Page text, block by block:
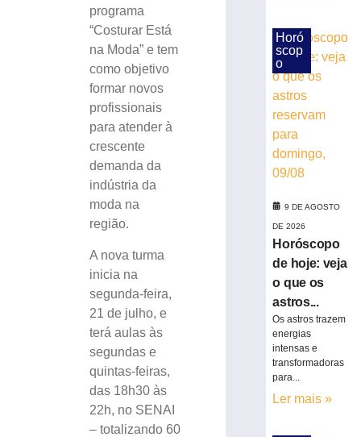
programa
“Costurar Está
na Moda” e tem
como objetivo
formar novos
profissionais
para atender à
crescente
demanda da
indústria da
moda na
região.
A nova turma
inicia na
segunda-feira,
21 de julho, e
terá aulas às
segundas e
quintas-feiras,
das 18h30 às
22h, no SENAI
– totalizando 60
Simples
agosto
Prefeitura
Brusque
assina
contrato
para
início
obras
Horó
scop
o
9 DE AGOSTO
DE 2026
Horóscopo
de hoje: veja
o que os
astros...
Os astros trazem
energias
intensas e
transformadoras
para...
Ler mais »